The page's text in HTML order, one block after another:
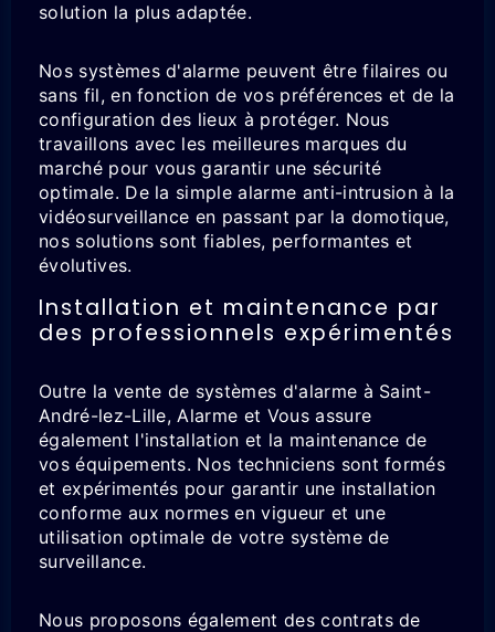
solution la plus adaptée.
Nos systèmes d'alarme peuvent être filaires ou
sans fil, en fonction de vos préférences et de la
configuration des lieux à protéger. Nous
travaillons avec les meilleures marques du
marché pour vous garantir une sécurité
optimale. De la simple alarme anti-intrusion à la
vidéosurveillance en passant par la domotique,
nos solutions sont fiables, performantes et
évolutives.
Installation et maintenance par
des professionnels expérimentés
Outre la vente de systèmes d'alarme à Saint-
André-lez-Lille, Alarme et Vous assure
également l'installation et la maintenance de
vos équipements. Nos techniciens sont formés
et expérimentés pour garantir une installation
conforme aux normes en vigueur et une
utilisation optimale de votre système de
surveillance.
Nous proposons également des contrats de